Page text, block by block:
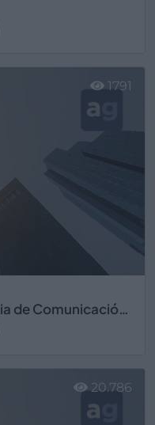
School Print - School Agencia de Comunicación, S.L.
1791
20.786